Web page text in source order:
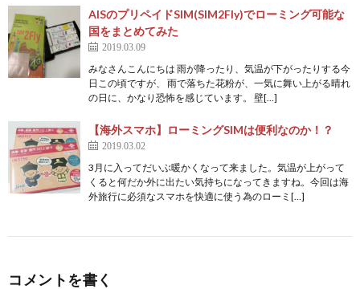
AISのプリペイドSIM(SIM2Fly)でローミング可能な
国をまとめてみた
2019.03.09
みなさんこんにちは 雨が降ったり、気温が下がったりする今
日この頃ですが、 雨で落ちた花粉が、一気に舞い上がる晴れ
の日に、かなり恐怖を感じています。 壁[…]
【海外スマホ】ローミングSIMは便利なのか！？
2019.03.02
3月に入ってだいぶ暖かくなって来ました。気温が上がって
くると何だか外に出たい気持ちになってきますね。今回は海
外旅行に必須なスマホを快適に使う為のローミ[…]
コメントを書く